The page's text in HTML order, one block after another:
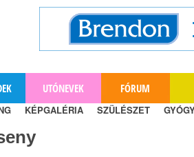
UTÓNEVEK FÓRUM
KÉPGALÉRIA SZÜLÉSZET